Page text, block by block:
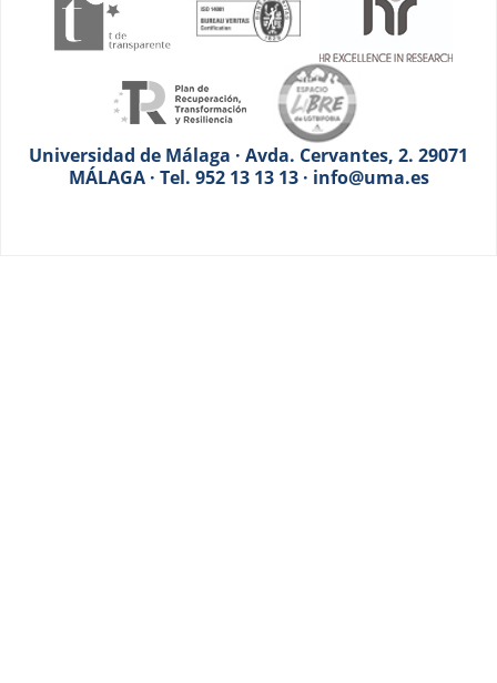
Universidad de Málaga · Avda. Cervantes, 2. 29071
MÁLAGA · Tel. 952 13 13 13 · info@uma.es